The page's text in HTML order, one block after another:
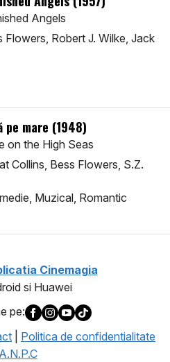
Angels
Flowers, Robert J. Wilke, Jack
pe mare (1948)
on the High Seas
Collins, Bess Flowers, S.Z.
Muzical, Romantic
Cinemagia
si Huawei
pe:
Politica de confidentialitate
A.N.P.C